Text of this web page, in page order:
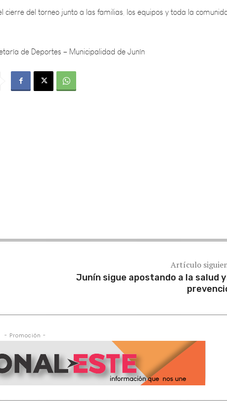
de Deportes – Municipalidad de Junín
Artículo
Junín sigue apostando a la salud
- Promoción -